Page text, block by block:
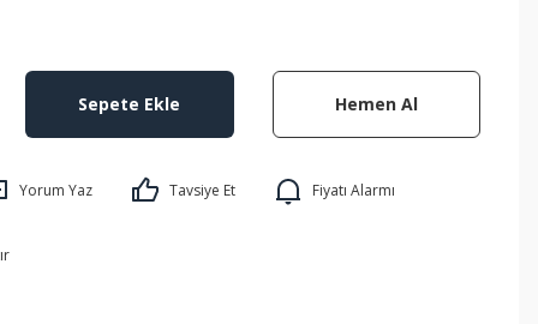
Sepete Ekle Hemen Al
Yorum Yaz Tavsiye Et Fiyatı Alarmı